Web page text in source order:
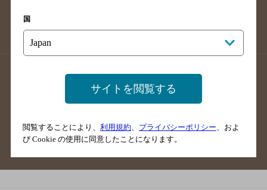
沖縄県のバー検索
店舗登録方法のご案内
店舗情報更新方法のご案内
掲載店舗様ログイン
ご意見・ご感想
国
サイトを閲覧する
閲覧することにより、 利用規約 プライバシーポリシー 、およ
び Cookie の使用に同意したことになります。